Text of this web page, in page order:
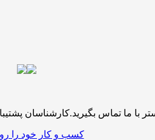
ما 24 ساعته آماده خدمت رسانی به شما کاربران
کسب و کار خود را